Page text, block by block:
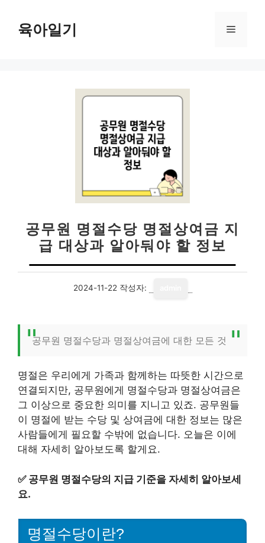
육아일기 메
공무원 명절수당 명절상여금 지
급 대상과 알아둬야 할 정보
2024-11-22 작성자:
공무원 명절수당과 명절상여금에 대한 모든 것
명절은 우리에게 가족과 함께하는 따뜻한 시간으로
연결되지만, 공무원에게 명절수당과 명절상여금은
그 이상으로 중요한 의미를 지니고 있죠. 공무원들
이 명절에 받는 수당 및 상여금에 대한 정보는 많은
사람들에게 필요할 수밖에 없습니다. 오늘은 이에
대해 자세히 알아보도록 할게요.
✅ 공무원 명절수당의 지급 기준을 자세히 알아보세
요.
명절수당이란?